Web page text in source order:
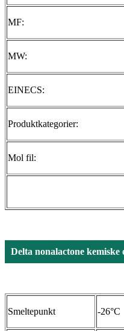
MF:
MW:
EINECS:
Produktkategorier:
Mol fil:
Delta nonalactone kemiske
Smeltepunkt -26°C